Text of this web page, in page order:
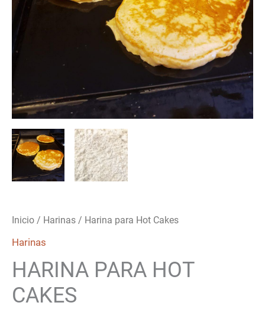
Inicio / Harinas / Harina para Hot Cakes
Harinas
HARINA PARA HOT
CAKES